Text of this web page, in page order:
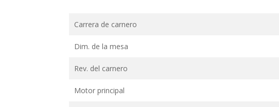
Carrera de carnero
Dim. de la mesa
Rev. del carnero
Motor principal